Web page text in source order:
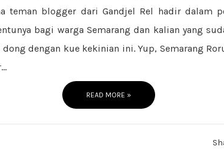
teman blogger dari Gandjel Rel hadir dalam
bagi warga Semarang dan kalian yang
dengan kue kekinian ini. Yup, Semarang
READ MORE »